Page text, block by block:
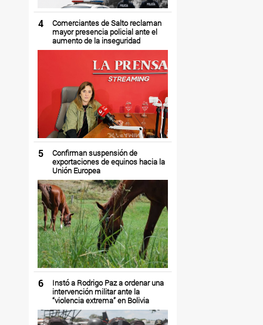
4
Comerciantes de Salto reclaman
mayor presencia policial ante el
aumento de la inseguridad
5
Confirman suspensión de
exportaciones de equinos hacia la
Unión Europea
6
Instó a Rodrigo Paz a ordenar una
intervención militar ante la
“violencia extrema” en Bolivia